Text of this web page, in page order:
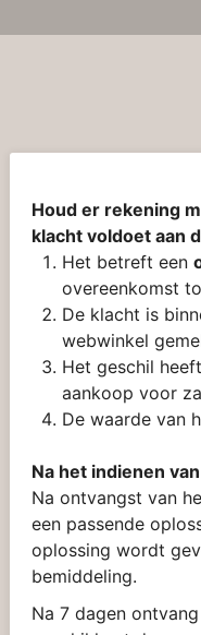
Houd er rekening
klacht voldoet aan
Het betreft een
overeenkomst
De klacht is
webwinkel
Het geschil
aankoop voor
De waarde van
Na het indienen
Na ontvangst van
een passende
oplossing wordt
bemiddeling.
Na 7 dagen